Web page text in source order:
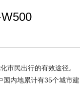
市民出行的有效途径。
国内地累计有35个城市建